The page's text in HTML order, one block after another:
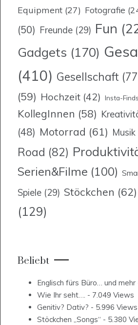
Equipment (27) Fotografie
(50) Freunde (29) Fun
Gadgets (170)
(410) Gesellschaft
(59) Hochzeit (42) Insta-Finds
KollegInnen (58)
(48) Motorrad (61) Musik
Road (82)
Serien&Filme (100)
Spiele (29) Stöckchen (62)
(129)
Beliebt
Englisch fürs Büro… und mehr
Wie Ihr seht…. - 7.049 Views
Genitiv? Dativ? - 5.996 Views
Stöckchen „Songs“ - 5.380